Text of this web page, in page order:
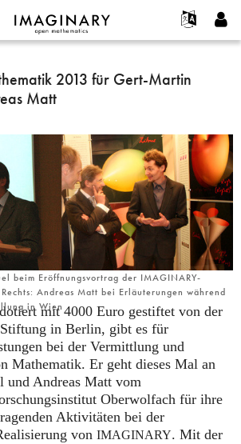
Français
Deutsch
Español
Türkçe
Programme
Galerien
Filme
Texte
Ausstellungen
Mehr...
Projekte
Mitmachen
Benutzerkonto erstellen
Passwort anfordern
2013 für Gert-Martin
Matt
beim Eröffnungsvortrag der IMAGINARY-
Andreas Matt bei Erläuterungen während
in Wien
mit 4000 Euro gestiftet von der
in Berlin, gibt es für
bei der Vermittlung und
Mathematik. Er geht dieses Mal an
und Andreas Matt vom
Oberwolfach für ihre
Aktivitäten bei der
von IMAGINARY. Mit der